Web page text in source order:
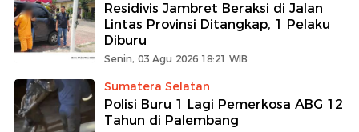
Residivis Jambret Beraksi di Jalan
Lintas Provinsi Ditangkap, 1 Pelaku
Diburu
Senin, 03 Agu 2026 18:21 WIB
Sumatera Selatan
Polisi Buru 1 Lagi Pemerkosa ABG 12
Tahun di Palembang